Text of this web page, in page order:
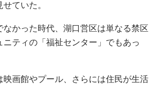
ていた。
なかった時代、湖口営区は単なる禁区
ニティの「福祉センター」でもあっ
映画館やプール、さらには住民が生活